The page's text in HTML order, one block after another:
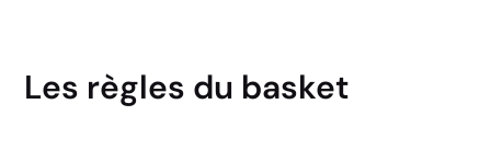
Les règles du basket